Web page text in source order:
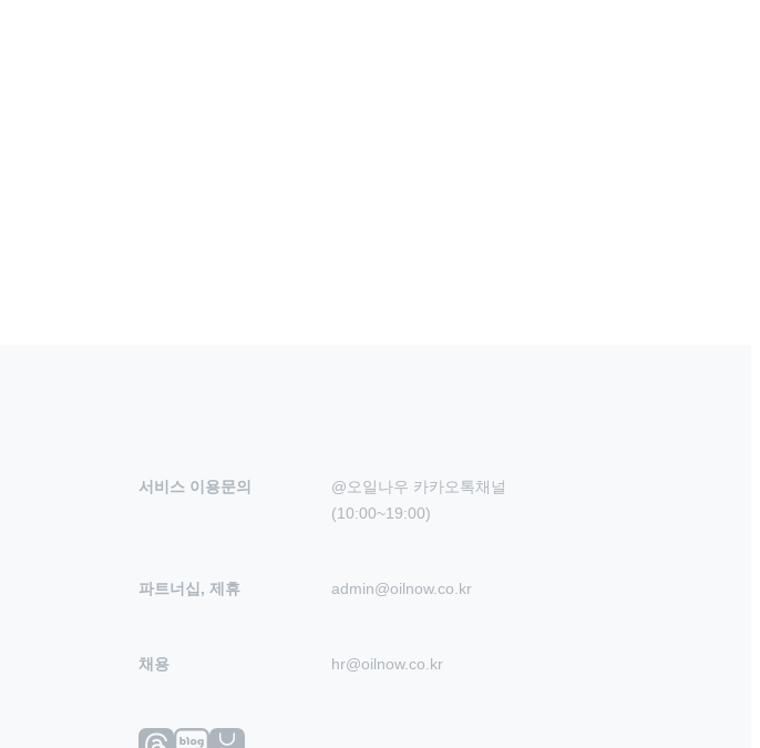
서비스 이용문의
@오일나우 카카오톡채널
(10:00~19:00)
파트너십, 제휴 admin@oilnow.co.kr
채용 hr@oilnow.co.kr